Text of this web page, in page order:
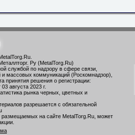
Ру (MetalTorg.Ru)
службой по надзору в сфере связи,
массовых коммуникаций (Роскомнадзор),
принятия решения о регистрации:
августа 2023 г.
рынка черных, цветных и
разрешается с обязательной
размещаемых на сайте MetalTorg.Ru, может